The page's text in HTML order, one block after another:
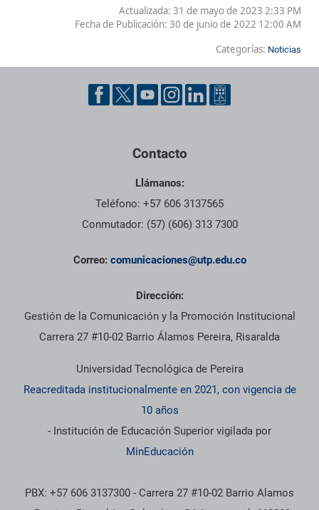
Actualizada: 31 de mayo de 2023 2:33 PM
Fecha de Publicación: 30 de junio de 2022 12:00 AM
Categorías: Noticias
Contacto
Llámanos:
Teléfono: +57 606 3137565
Conmutador: (57) (606) 313 7300
Correo: comunicaciones@utp.edu.co
Dirección:
Gestión de la Comunicación y la Promoción Institucional
Carrera 27 #10-02 Barrio Álamos Pereira, Risaralda
Universidad Tecnológica de Pereira
Reacreditada institucionalmente en 2021, con vigencia de
10 años
- Institución de Educación Superior vigilada por
MinEducación
PBX: +57 606 3137300 - Carrera 27 #10-02 Barrio Alamos